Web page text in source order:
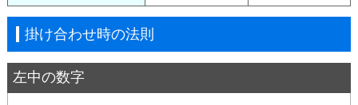
掛け合わせ時の法則
左中の数字